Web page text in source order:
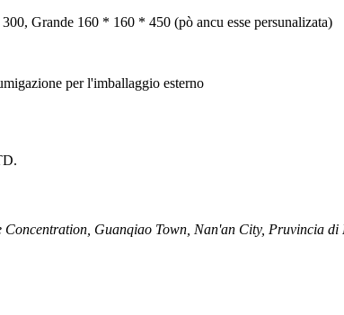
Grande 160 * 160 * 450 (pò ancu esse persunalizata)
per l'imballaggio esterno
Concentration, Guanqiao Town, Nan'an City, Pruvincia di